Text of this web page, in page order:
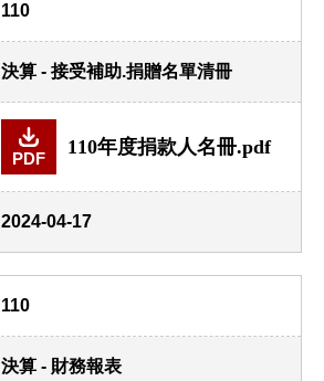
110
決算 - 接受補助.捐贈名單清冊
PDF
110年度捐款人名冊.pdf
2024-04-17
110
決算 - 財務報表